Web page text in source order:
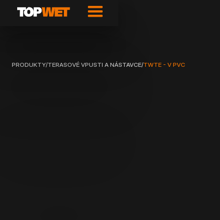
PRODUKTY/TERASOVÉ VPUSTI A NÁSTAVCE/TWTE - V PVC